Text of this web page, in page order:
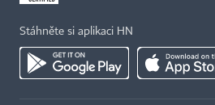
Stáhněte si aplikaci HN